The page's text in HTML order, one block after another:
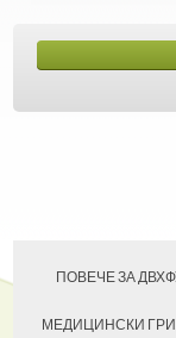
ПОВЕЧЕ ЗА
НАШИЯТ ЕКИП
МЕДИЦИНСКИ